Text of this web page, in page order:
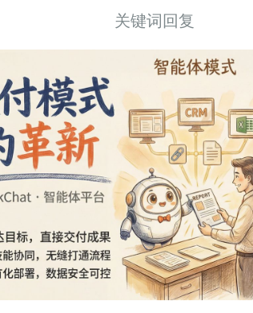
关键词回复